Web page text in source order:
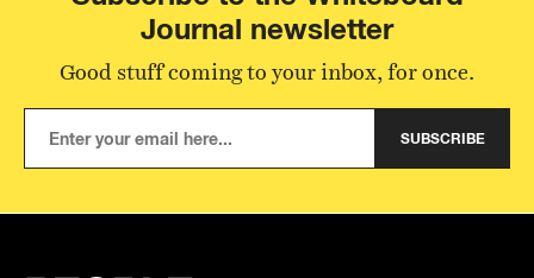
Journal newsletter
Good stuff coming to your inbox, for once.
SUBSCRIBE